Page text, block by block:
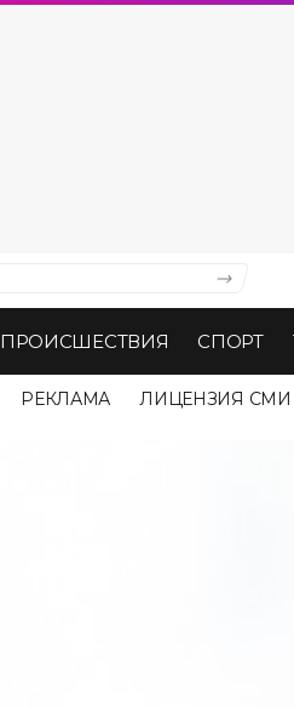
ПРОИСШЕСТВИЯ СПОРТ
РЕКЛАМА ЛИЦЕНЗИЯ СМИ